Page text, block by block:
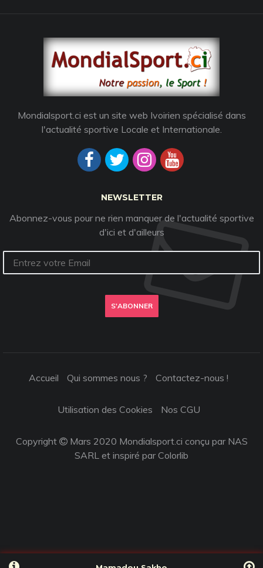
Mondialsport.ci est un site web Ivoirien spécialisé dans
l'actualité sportive Locale et Internationale.
NEWSLETTER
Abonnez-vous pour ne rien manquer de l'actualité sportive
d'ici et d'ailleurs
S'ABONNER
Accueil Qui sommes nous ? Contactez-nous !
Utilisation des Cookies Nos CGU
Copyright
Mars 2020 Mondialsport.ci conçu par NAS
SARL et inspiré parColorlib